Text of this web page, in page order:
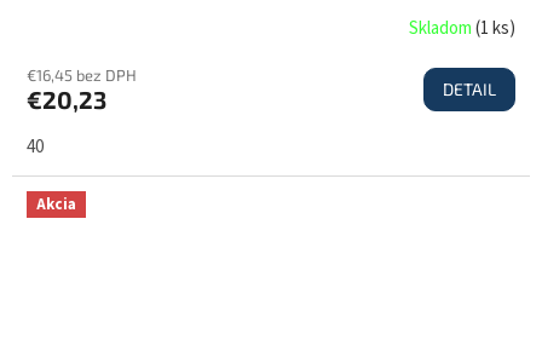
Skladom(1 ks)
€16,45 bez DPH
€20,23 DETAIL
40
Akcia